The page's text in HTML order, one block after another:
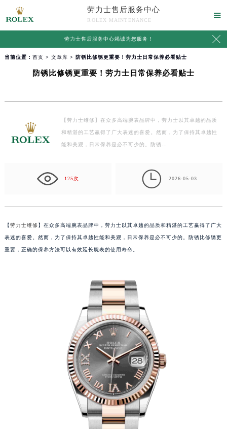
劳力士售后服务中心
ROLEX MAINTENANCE

劳力士售后服务中心竭诚为您服务！ 
当前位置： 首页 > 文章库 > 防锈比修锈更重要！劳力士日常保养必看贴士
防锈比修锈更重要！劳力士日常保养必看贴士
【劳力士维修】在众多高端腕表品牌中，劳力士以其卓越的品质
和精湛的工艺赢得了广大表迷的喜爱。然而，为了保持其卓越性
能和美观，日常保养是必不可少的。防锈…
125次  2026-05-03
【劳力士维修】在众多高端腕表品牌中，劳力士以其卓越的品质和精湛的工艺赢得了广大
表迷的喜爱。然而，为了保持其卓越性能和美观，日常保养是必不可少的。防锈比修锈更
重要，正确的保养方法可以有效延长腕表的使用寿命。